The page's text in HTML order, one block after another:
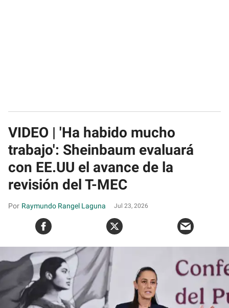
VIDEO | 'Ha habido mucho
trabajo': Sheinbaum evaluará
con EE.UU el avance de la
revisión del T-MEC
Raymundo Rangel Laguna Jul 23, 2026